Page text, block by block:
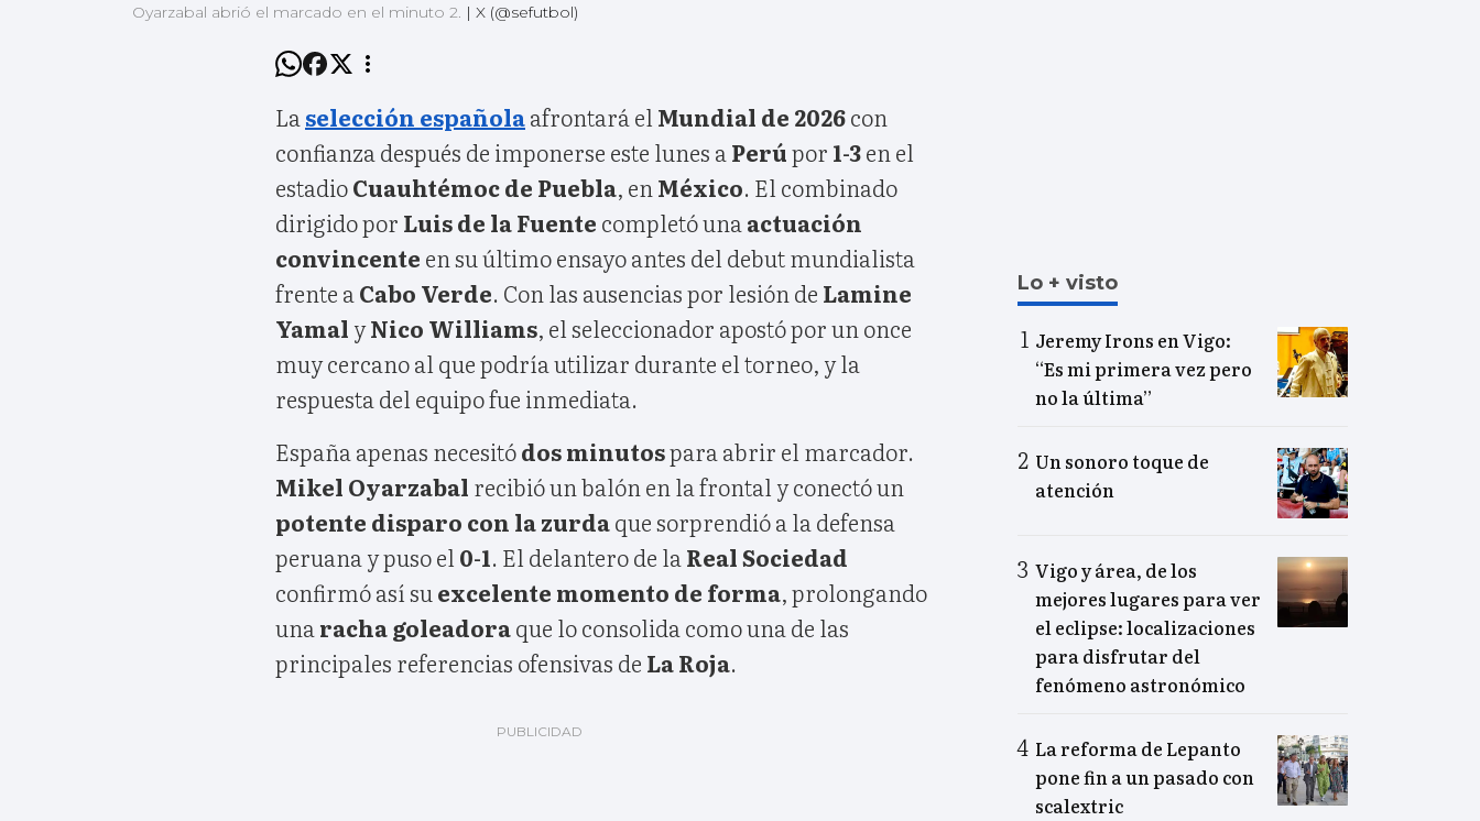
Oyarzabal abrió el marcado en el minuto 2. | X (@sefutbol)
La selección españolaafrontará el Mundial de 2026con
confianza después de imponerse este lunes a Perúpor 1-3en el
estadioCuauhtémoc de Puebla, en México. El combinado
dirigido por Luis de la Fuente completó una actuación
convincente en su último ensayo antes del debut mundialista
frente a Cabo Verde. Con las ausencias por lesión de Lamine
Yamal yNico Williams, el seleccionador apostó por un once
muy cercano al que podría utilizar durante el torneo, y la
respuesta del equipo fue inmediata.
España apenas necesitódos minutospara abrir el marcador.
Mikel Oyarzabal recibió un balón en la frontal y conectó un
potente disparo con la zurdaque sorprendió a la defensa
peruana y puso el 0-1. El delantero de la Real Sociedad
confirmó así su excelente momento de forma, prolongando
una racha goleadoraque lo consolida como una de las
principales referencias ofensivas de La Roja.
Lo + visto
Jeremy Irons en Vigo:
“Es mi primera vez pero
no la última”
Un sonoro toque de
atención
Vigo y área, de los
mejores lugares para ver
el eclipse: localizaciones
para disfrutar del
fenómeno astronómico
La reforma de Lepanto
pone fin a un pasado con
scalextric